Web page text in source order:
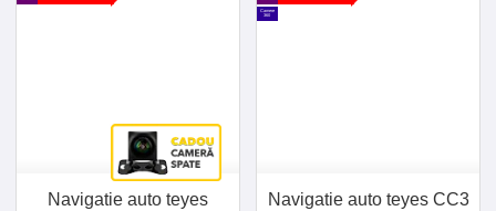
Navigatie auto teyes
Camere
360
Navigatie auto teyes CC3